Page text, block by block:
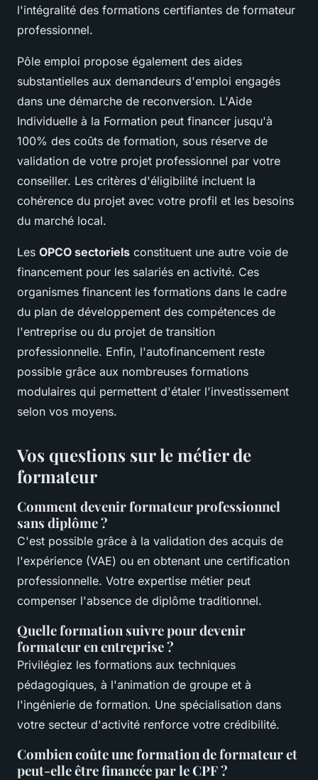
l'intégralité des formations certifiantes de formateur
professionnel.
Pôle emploi propose également des aides
substantielles aux demandeurs d'emploi engagés
dans une démarche de reconversion. L'Aide
Individuelle à la Formation peut financer jusqu'à
100% des coûts de formation, sous réserve de
validation de votre projet professionnel par votre
conseiller. Les critères d'éligibilité incluent la
cohérence du projet avec votre profil et les besoins
du marché local.
Les OPCO sectoriels constituent une autre voie de
financement pour les salariés en activité. Ces
organismes financent les formations dans le cadre
du plan de développement des compétences de
l'entreprise ou du projet de transition
professionnelle. Enfin, l'autofinancement reste
possible grâce aux nombreuses formations
modulaires qui permettent d'étaler l'investissement
selon vos moyens.
Vos questions sur le métier de
formateur
Comment devenir formateur professionnel
sans diplôme ?
C'est possible grâce à la validation des acquis de
l'expérience (VAE) ou en obtenant une certification
professionnelle. Votre expertise métier peut
compenser l'absence de diplôme traditionnel.
Quelle formation suivre pour devenir
formateur en entreprise ?
Privilégiez les formations aux techniques
pédagogiques, à l'animation de groupe et à
l'ingénierie de formation. Une spécialisation dans
votre secteur d'activité renforce votre crédibilité.
Combien coûte une formation de formateur et
peut-elle être financée par le CPF ?